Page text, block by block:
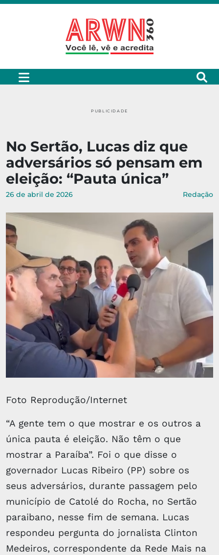
PUBLICIDADE
No Sertão, Lucas diz que
adversários só pensam em
eleição: “Pauta única”
26 de abril de 2026 Redação
Foto Reprodução/Internet
“A gente tem o que mostrar e os outros a
única pauta é eleição. Não têm o que
mostrar a Paraíba”. Foi o que disse o
governador Lucas Ribeiro (PP) sobre os
seus adversários, durante passagem pelo
município de Catolé do Rocha, no Sertão
paraibano, nesse fim de semana. Lucas
respondeu pergunta do jornalista Clinton
Medeiros, correspondente da Rede Mais na